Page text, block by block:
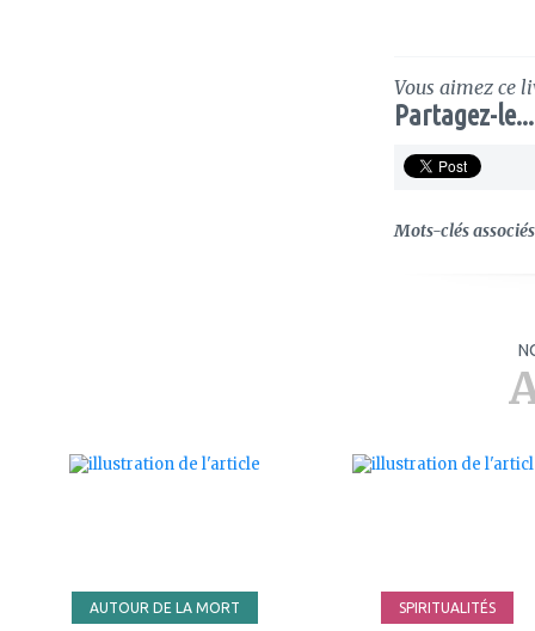
Vous aimez ce
Partagez-le...
Mots-clés
AUTOUR DE LA MORT SPIRITUALITÉS